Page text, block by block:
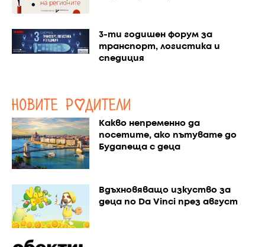
3-ти годишен форум за
транспорт, логистика и
спедиция
Какво непременно да
посетите, ако пътувате до
Будапеща с деца
Вдъхновяващо изкуство за
деца по Da Vinci през август